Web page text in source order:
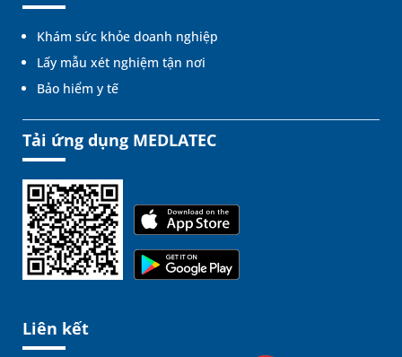
Khám sức khỏe doanh nghiệp
Lấy mẫu xét nghiệm tận nơi
Bảo hiểm y tế
Tải ứng dụng MEDLATEC
Liên kết